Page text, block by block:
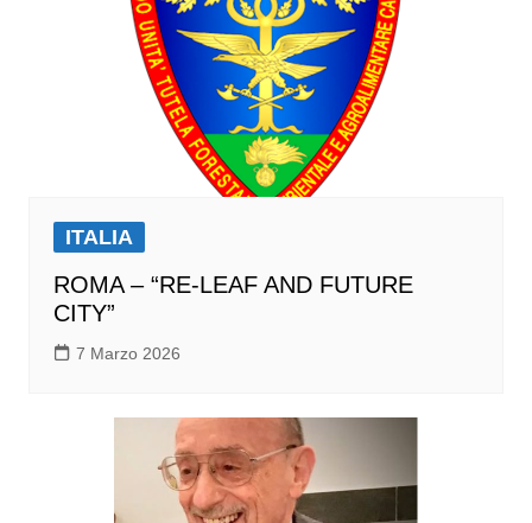
ITALIA
ROMA – “RE-LEAF AND FUTURE
CITY”
7 Marzo 2026